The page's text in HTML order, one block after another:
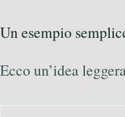
Un esempio
Ecco un’idea